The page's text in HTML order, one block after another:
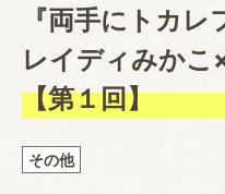
『両手にトカ
レイディみかこ
【第１回】
その他